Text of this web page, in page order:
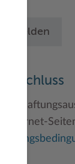
anmelden
Internet-